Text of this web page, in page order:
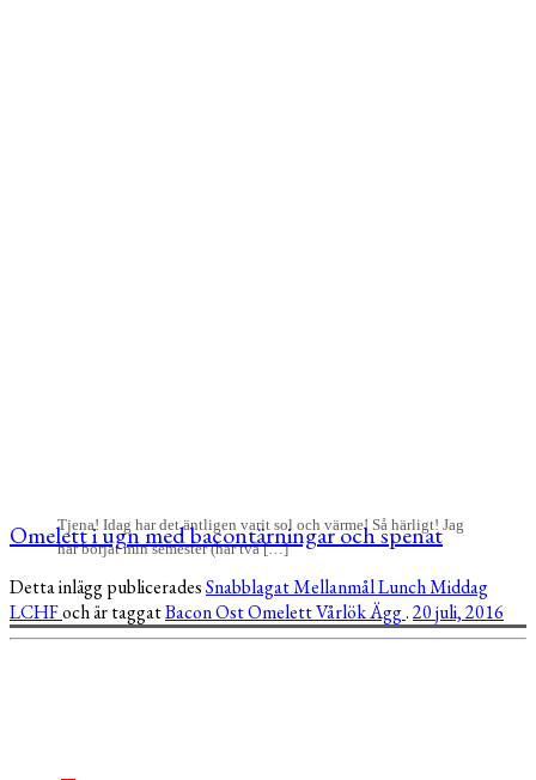
Tjena! Idag har det äntligen varit sol och värme! Så härligt! Jag
har börjat min semester (har två […]
Omelett i ugn med bacontärningar och spenat
Detta inlägg publiceradesSnabblagatMellanmålLunchMiddag
LCHFoch är taggatBaconOstOmelettVårlökÄgg.20 juli, 2016